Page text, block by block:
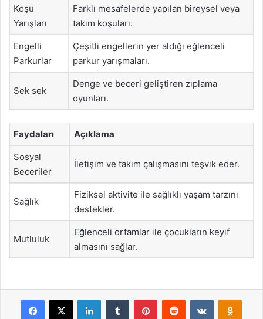
Koşu
Yarışları
Farklı mesafelerde yapılan bireysel veya
takım koşuları.
Engelli
Parkurlar
Çeşitli engellerin yer aldığı eğlenceli
parkur yarışmaları.
Sek sek
Denge ve beceri geliştiren zıplama
oyunları.
Faydaları Açıklama
Sosyal
Beceriler
İletişim ve takım çalışmasını teşvik eder.
Sağlık
Fiziksel aktivite ile sağlıklı yaşam tarzını
destekler.
Mutluluk
Eğlenceli ortamlar ile çocukların keyif
almasını sağlar.
Facebook
X LinkedInTumblr PinterestReddit VKontakte